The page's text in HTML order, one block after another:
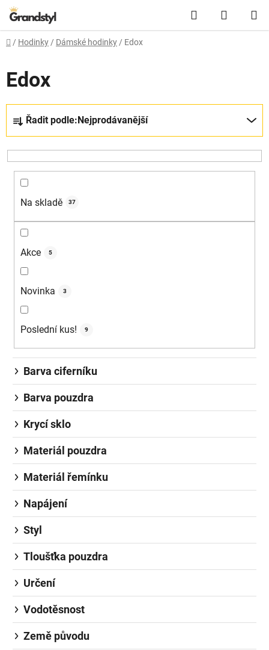
Přejít na obsah Hledat
Domů
/ Hodinky / Dámské hodinky / Edox
Edox
Řazení produktů
Řadit podle: Nejprodávanější
Na skladě 37
Akce 5
Novinka 3
Poslední kus! 9
Barva ciferníku
Barva pouzdra
Krycí sklo
Materiál pouzdra
Materiál řemínku
Napájení
Styl
Tloušťka pouzdra
Určení
Vodotěsnost
Země původu